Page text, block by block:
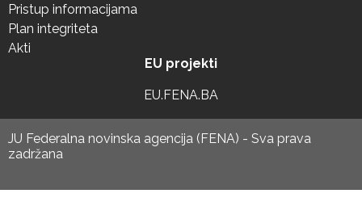
Pristup informacijama
Plan integriteta
Akti
EU projekti
EU.FENA.BA
JU Federalna novinska agencija (FENA) - Sva prava
zadržana